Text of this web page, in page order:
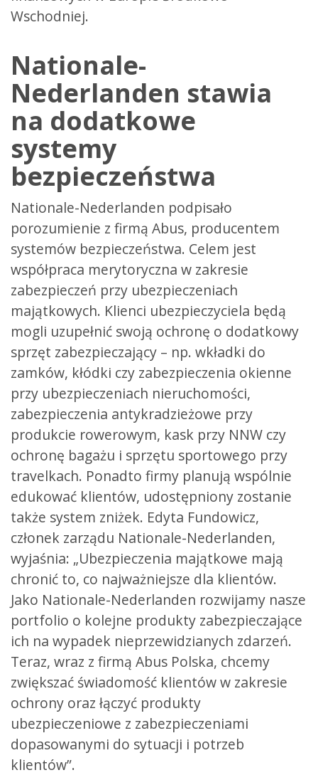
Wschodniej.
Nationale-
Nederlanden stawia
na dodatkowe
systemy
bezpieczeństwa
Nationale-Nederlanden podpisało
porozumienie z firmą Abus, producentem
systemów bezpieczeństwa. Celem jest
współpraca merytoryczna w zakresie
zabezpieczeń przy ubezpieczeniach
majątkowych. Klienci ubezpieczyciela będą
mogli uzupełnić swoją ochronę o dodatkowy
sprzęt zabezpieczający – np. wkładki do
zamków, kłódki czy zabezpieczenia okienne
przy ubezpieczeniach nieruchomości,
zabezpieczenia antykradzieżowe przy
produkcie rowerowym, kask przy NNW czy
ochronę bagażu i sprzętu sportowego przy
travelkach. Ponadto firmy planują wspólnie
edukować klientów, udostępniony zostanie
także system zniżek. Edyta Fundowicz,
członek zarządu Nationale-Nederlanden,
wyjaśnia: „Ubezpieczenia majątkowe mają
chronić to, co najważniejsze dla klientów.
Jako Nationale-Nederlanden rozwijamy nasze
portfolio o kolejne produkty zabezpieczające
ich na wypadek nieprzewidzianych zdarzeń.
Teraz, wraz z firmą Abus Polska, chcemy
zwiększać świadomość klientów w zakresie
ochrony oraz łączyć produkty
ubezpieczeniowe z zabezpieczeniami
dopasowanymi do sytuacji i potrzeb
klientów”.